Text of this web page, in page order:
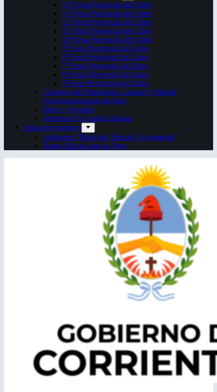
14ª Feria Provincial del Libro
13ª Feria Provincial del Libro
12ª Feria Provincial del Libro
11ª Feria Provincial del Libro
10ª Feria Provincial del Libro
9ª Feria Provincial del Libro
8ª Feria Provincial del Libro
7ª Feria Provincial del Libro
6ª Feria Provincial del Libro
5ª Feria Provincial del Libro
Congreso del Patrimonio Cultural y Natural
Feria Internacional del libro
Mitos y leyendas
Semana de la Cultura Italiana
Espacios escénicos
Anfiteatro “Mario del Tránsito Cocomarola”
Teatro Oficial Juan de Vera